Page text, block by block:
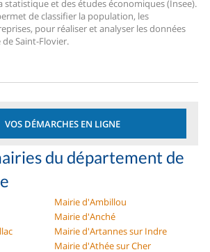
et des études économiques (Insee).
de classifier la population, les
pour réaliser et analyser les données
Saint-Flovier.
VOS DÉMARCHES EN LIGNE
du département de
Mairie d'Ambillou
Mairie d'Anché
Mairie d'Artannes sur Indre
Mairie d'Athée sur Cher